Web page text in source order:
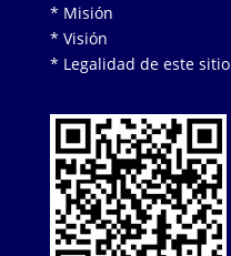
* Misión
* Visión
* Legalidad de este sitio